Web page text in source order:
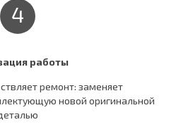
4
работы
ремонт: заменяет
новой оригинальной